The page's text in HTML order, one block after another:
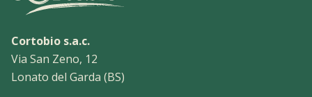
Cortobio s.a.c.
Via San Zeno, 12
Lonato del Garda (BS)